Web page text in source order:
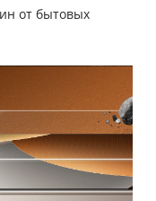
от бытовых